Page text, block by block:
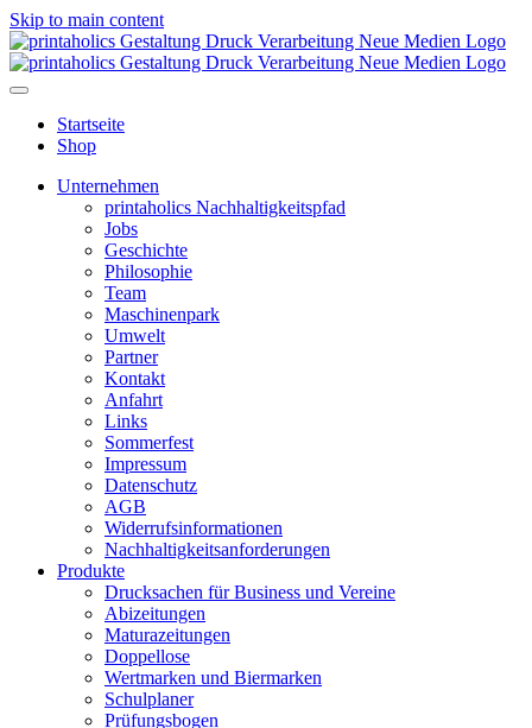
Skip to main content
Startseite
Shop
Unternehmen
printaholics Nachhaltigkeitspfad
Jobs
Geschichte
Philosophie
Team
Maschinenpark
Umwelt
Partner
Kontakt
Anfahrt
Links
Sommerfest
Impressum
Datenschutz
AGB
Widerrufsinformationen
Nachhaltigkeitsanforderungen
Produkte
Drucksachen für Business und Vereine
Abizeitungen
Maturazeitungen
Doppellose
Wertmarken und Biermarken
Schulplaner
Prüfungsbogen